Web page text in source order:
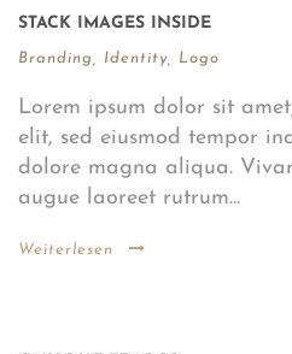
STACK IMAGES INSIDE
Branding Identity Logo
Lorem ipsum dolor sit
elit, sed eiusmod tempor
dolore magna aliqua.
augue laoreet rutrum...
Weiterlesen